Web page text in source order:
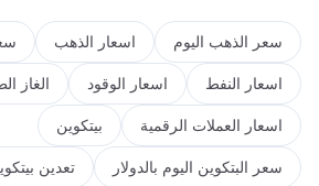
سعر الذهب اليوم اسعار الذهب
اسعار النفط اسعار الوقود الغاز
اسعار العملات الرقمية بيتكوين
سعر البتكوين اليوم بالدولار تعدين